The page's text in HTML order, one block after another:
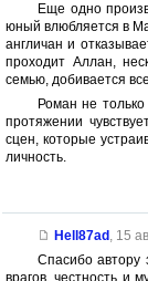
Еще одно
юный влюбляется в
англичан и
проходит Аллан,
семью, добивается
Роман не
протяжении
сцен, которые
личность.
Hell87ad , 15
Спасибо автору
врагов, честность и